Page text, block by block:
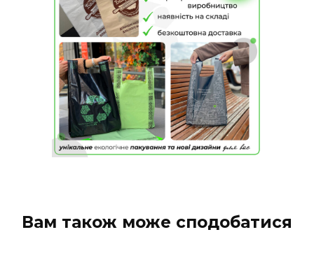
Вам також може сподобатися